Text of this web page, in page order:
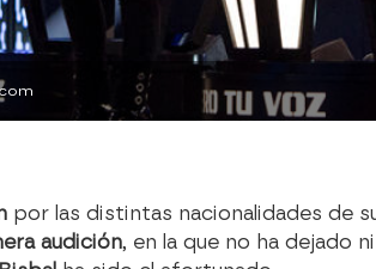
por las distintas nacionalidades de
audición, en la que no ha dejado